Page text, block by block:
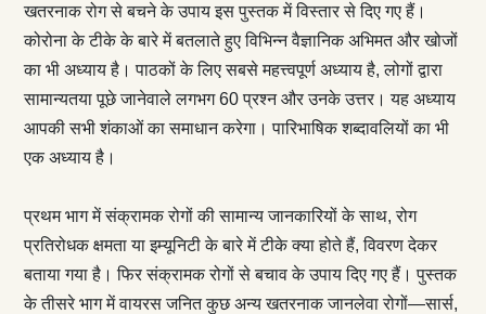
खतरनाक रोग से बचने के उपाय इस पुस्तक में विस्तार से दिए गए हैं।
कोरोना के टीके के बारे में बतलाते हुए विभिन्न वैज्ञानिक अभिमत और खोजों
का भी अध्याय है। पाठकों के लिए सबसे महत्त्वपूर्ण अध्याय है, लोगों द्वारा
सामान्यतया पूछे जानेवाले लगभग 60 प्रश्न और उनके उत्तर। यह अध्याय
आपकी सभी शंकाओं का समाधान करेगा। पारिभाषिक शब्दावलियों का भी
एक अध्याय है।
प्रथम भाग में संक्रामक रोगों की सामान्य जानकारियों के साथ, रोग
प्रतिरोधक क्षमता या इम्यूनिटी के बारे में टीके क्या होते हैं, विवरण देकर
बताया गया है। फिर संक्रामक रोगों से बचाव के उपाय दिए गए हैं। पुस्तक
के तीसरे भाग में वायरस जनित कुछ अन्य खतरनाक जानलेवा रोगों—सार्स,